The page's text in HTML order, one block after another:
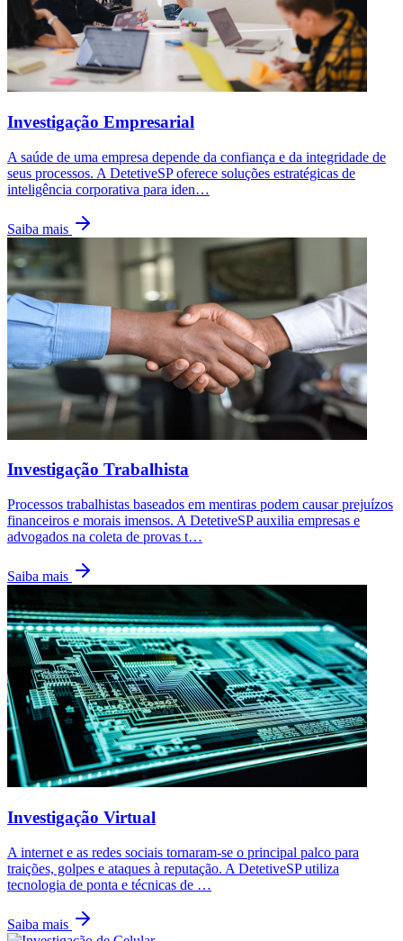
Investigação Empresarial
A saúde de uma empresa depende da confiança e da integridade de
seus processos. A DetetiveSP oferece soluções estratégicas de
inteligência corporativa para iden…
Saiba mais
Investigação Trabalhista
Processos trabalhistas baseados em mentiras podem causar prejuízos
financeiros e morais imensos. A DetetiveSP auxilia empresas e
advogados na coleta de provas t…
Saiba mais
Investigação Virtual
A internet e as redes sociais tornaram-se o principal palco para
traições, golpes e ataques à reputação. A DetetiveSP utiliza
tecnologia de ponta e técnicas de …
Saiba mais